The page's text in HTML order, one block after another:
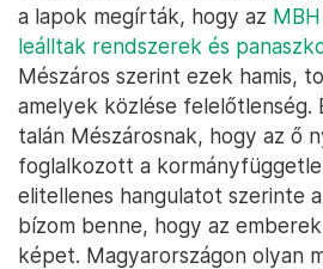
a lapok megírták, hogy az
leálltak rendszerek és
Mészáros szerint ezek hamis,
amelyek közlése felelőtlenség.
talán Mészárosnak, hogy az ő
foglalkozott a
elitellenes hangulatot szerinte
bízom benne, hogy az
képet. Magyarországon olyan